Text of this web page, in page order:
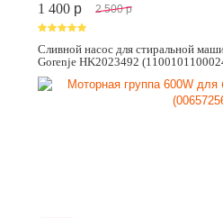
1 400 p 2 500 p
Сливной насос для стиральной
Gorenje HK2023492